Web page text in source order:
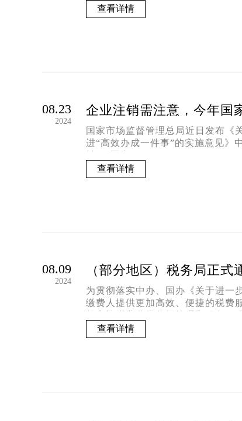
查看详情
08.23
2024
企业注销需注意，今年国
国家市场监督管理总局近日发布《
进“高效办成一件事”的实施意见》
查看详情
08.09
2024
（部分地区）税务局正式
为贯彻落实中办、国办《关于进一
缴费人提供更加高效、便捷的税费
查看详情